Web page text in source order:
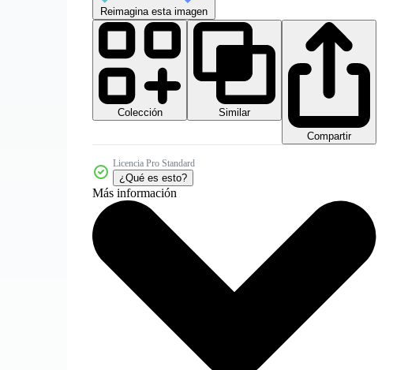
Reimagina esta imagen
Colección
Similar
Compartir
Licencia Pro Standard
¿Qué es esto?
Más información